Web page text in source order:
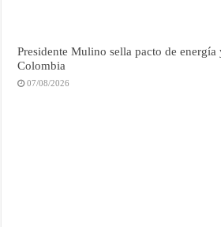
Presidente Mulino sella pacto de energía
Colombia
07/08/2026